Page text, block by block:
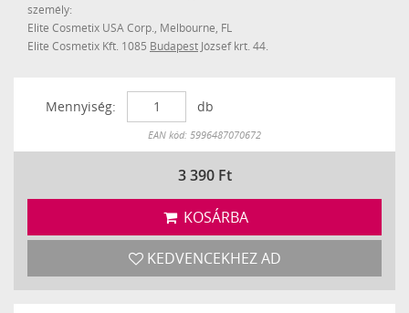
személy:
Elite Cosmetix USA Corp., Melbourne, FL
Elite Cosmetix Kft. 1085 Budapest József krt. 44.
Mennyiség: db
Készleten
EAN kód: 5996487070672
3 390 Ft
KOSÁRBA
KEDVENCEKHEZ AD